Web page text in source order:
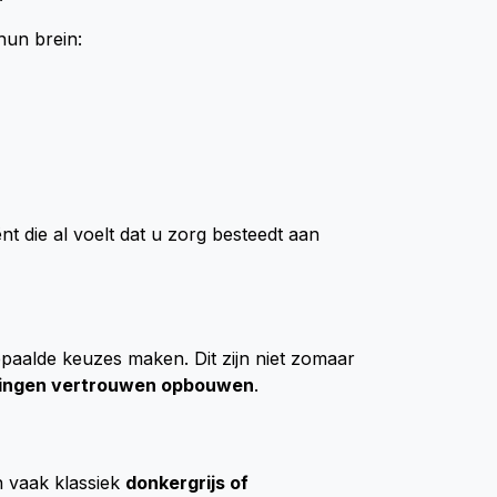
brein:
die al voelt dat u zorg besteedt aan
keuzes maken. Dit zijn niet zomaar
vertrouwen opbouwen.
klassiek donkergrijs of